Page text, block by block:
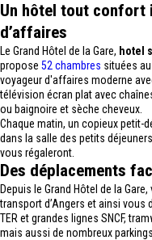
Un hôtel tout confort
d’affaires
Le Grand Hôtel de la Gare, hotel
propose 52 chambres situées
voyageur d'affaires moderne
télévision écran plat avec
ou baignoire et sèche cheveux.
Chaque matin, un copieux petit-
dans la salle des petits
vous régaleront.
Des déplacements
Depuis le Grand Hôtel de la
transport d’Angers et ainsi
TER et grandes lignes SNCF,
mais aussi de nombreux